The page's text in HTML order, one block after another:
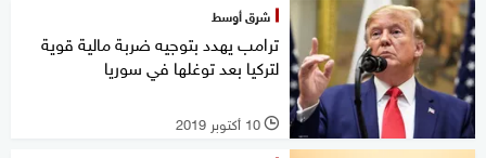
شرق أوسط
ترامب يهدد بتوجيه ضربة مالية قوية
لتركيا بعد توغلها في سوريا
l 10 أكتوبر 2019